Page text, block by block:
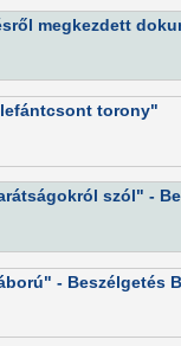
megkezdett
torony"
szól" -
- Beszélgetés